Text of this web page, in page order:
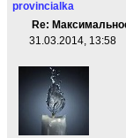
provincialka
Re:
31.03.2014, 13:58